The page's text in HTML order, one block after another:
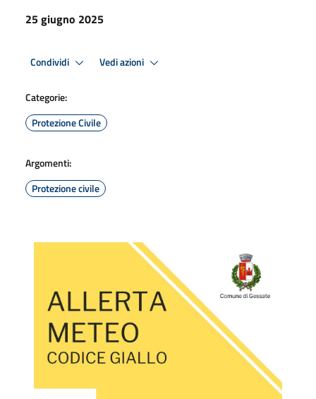
25 giugno 2025
Condividi Vedi azioni
Categorie:
Protezione Civile
Argomenti:
Protezione civile